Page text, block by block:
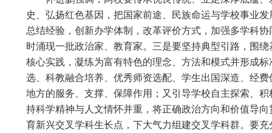
史、弘扬红色基因，把国家前途、民族命运与学校事业
总结经验，创新办学体制，改革评价方式，加强多学科
时涌现一批政治家、教育家。三是要坚持典型引路，围
核心实践，凝练为富有特色的理念、方法和模式并形成
选、科教融合培养、优秀师资选配、学生出国深造、经
地方的服务、支撑、保障作用；又引导学校自主探索、
持科学精神与人文情怀并重，将正确政治方向和价值导
育新兴交叉学科生长点，下大气力组建交叉学科群。要